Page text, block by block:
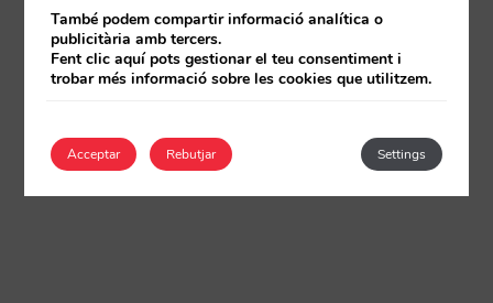
També podem compartir informació analítica o
publicitària amb tercers.
Fent clic aquí pots gestionar el teu consentiment i
trobar més informació sobre les cookies que utilitzem.
Acceptar Settings
Rebutjar